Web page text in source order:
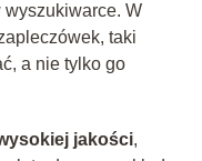
W
taki
a nie tylko go
jakości,